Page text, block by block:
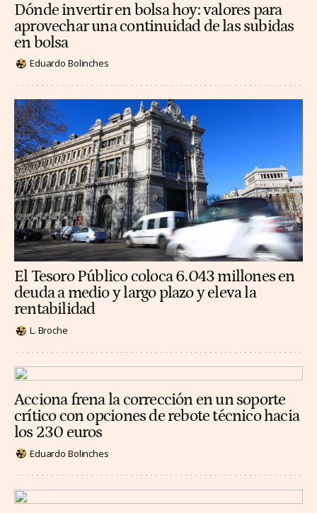
Dónde invertir en bolsa hoy: valores para
aprovechar una continuidad de las subidas
en bolsa
Eduardo Bolinches
El Tesoro Público coloca 6.043 millones en
deuda a medio y largo plazo y eleva la
rentabilidad
L. Broche
Acciona frena la corrección en un soporte
crítico con opciones de rebote técnico hacia
los 230 euros
Eduardo Bolinches